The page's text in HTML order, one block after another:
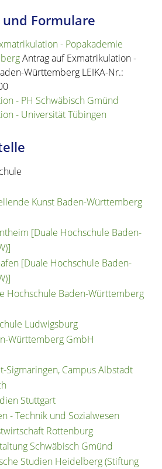
Formulare
- Popakademie
Antrag auf Exmatrikulation -
Württemberg LEIKA-Nr.:
- PH Schwäbisch Gmünd
- Universität Tübingen
Kunst Baden-Württemberg
[Duale Hochschule Baden-
[Duale Hochschule Baden-
Hochschule Baden-Württemberg
Ludwigsburg
Württemberg GmbH
Sigmaringen, Campus Albstadt
Stuttgart
- Technik und Sozialwesen
Rottenburg
Schwäbisch Gmünd
Studien Heidelberg (Stiftung